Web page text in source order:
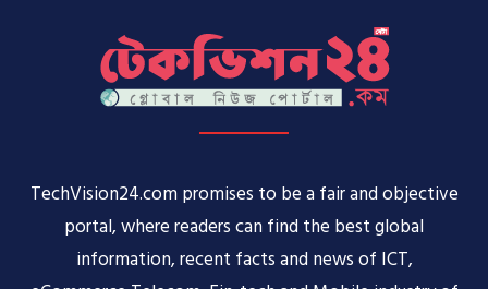
TechVision24.com promises to be a fair and objective
portal, where readers can find the best global
information, recent facts and news of ICT,